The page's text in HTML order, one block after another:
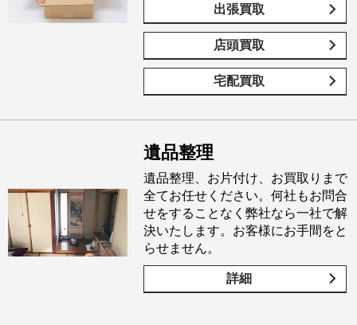
出張買取
店頭買取
宅配買取
遺品整理
遺品整理、お片付け、お買取りまで
全てお任せください。何社もお問合
せをすることなく弊社なら一社で解
決いたします。お客様にお手間をと
らせません。
詳細